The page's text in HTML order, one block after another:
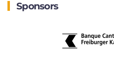
Sponsors